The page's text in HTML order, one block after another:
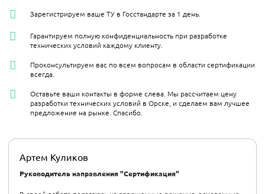
Артем Куликов
Руководитель направления "Сертификация"
Зарегистрируем ваше ТУ в Госстандарте за 1 день.
Гарантируем полную конфиденциальность при разработке
технических условий каждому клиенту.
Проконсультируем вас по всем вопросам в области сертификации
всегда.
Оставьте ваши контакты в форме слева. Мы рассчитаем цену
разработки технических условий в Орске, и сделаем вам лучшее
предложение на рынке. Спасибо.